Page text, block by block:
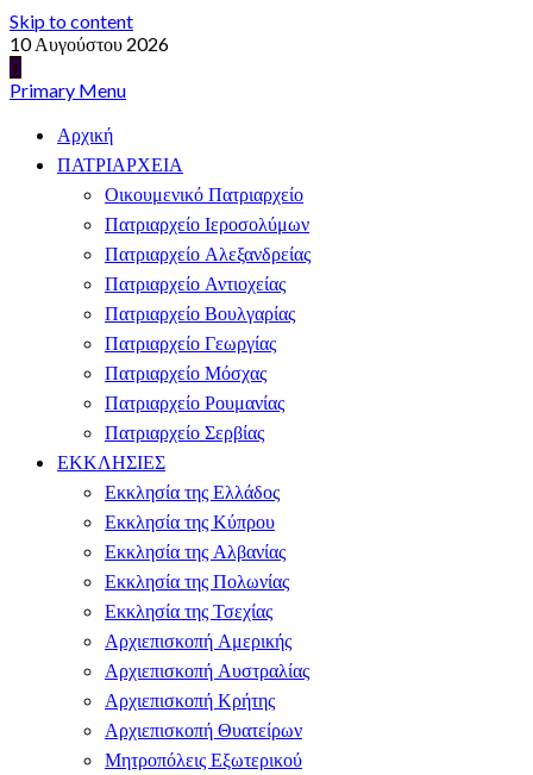
Skip to content
10 Αυγούστου 2026
Primary Menu
Αρχική
ΠΑΤΡΙΑΡΧΕΙΑ
Οικουμενικό Πατριαρχείο
Πατριαρχείο Ιεροσολύμων
Πατριαρχείο Αλεξανδρείας
Πατριαρχείο Αντιοχείας
Πατριαρχείο Βουλγαρίας
Πατριαρχείο Γεωργίας
Πατριαρχείο Μόσχας
Πατριαρχείο Ρουμανίας
Πατριαρχείο Σερβίας
ΕΚΚΛΗΣΙΕΣ
Εκκλησία της Ελλάδος
Εκκλησία της Κύπρου
Εκκλησία της Αλβανίας
Εκκλησία της Πολωνίας
Εκκλησία της Τσεχίας
Αρχιεπισκοπή Αμερικής
Αρχιεπισκοπή Αυστραλίας
Αρχιεπισκοπή Κρήτης
Αρχιεπισκοπή Θυατείρων
Μητροπόλεις Εξωτερικού